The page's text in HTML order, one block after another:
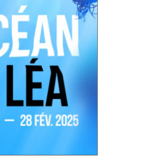
AU PANIER